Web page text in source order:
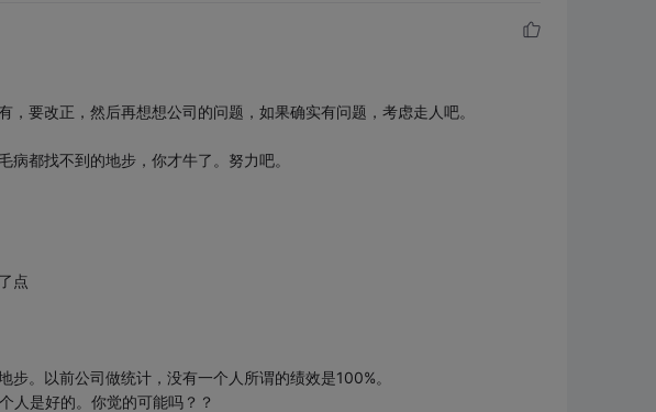
要改正，然后再想想公司的问题，如果确实有问题，考虑走人吧。
都找不到的地步，你才牛了。努力吧。
。以前公司做统计，没有一个人所谓的绩效是100%。
人是好的。你觉的可能吗？？